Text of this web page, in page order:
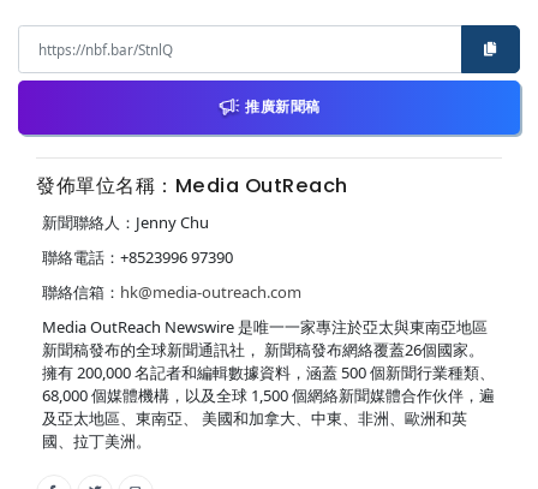
推廣新聞稿
發佈單位名稱：Media OutReach
新聞聯絡人：Jenny Chu
聯絡電話：+8523996 97390
聯絡信箱： hk@media-outreach.com
Media OutReach Newswire 是唯一一家專注於亞太與東南亞地區
新聞稿發布的全球新聞通訊社， 新聞稿發布網絡覆蓋26個國家。
擁有 200,000 名記者和編輯數據資料，涵蓋 500 個新聞行業種類、
68,000 個媒體機構，以及全球 1,500 個網絡新聞媒體合作伙伴，遍
及亞太地區、東南亞、 美國和加拿大、中東、非洲、歐洲和英
國、拉丁美洲。